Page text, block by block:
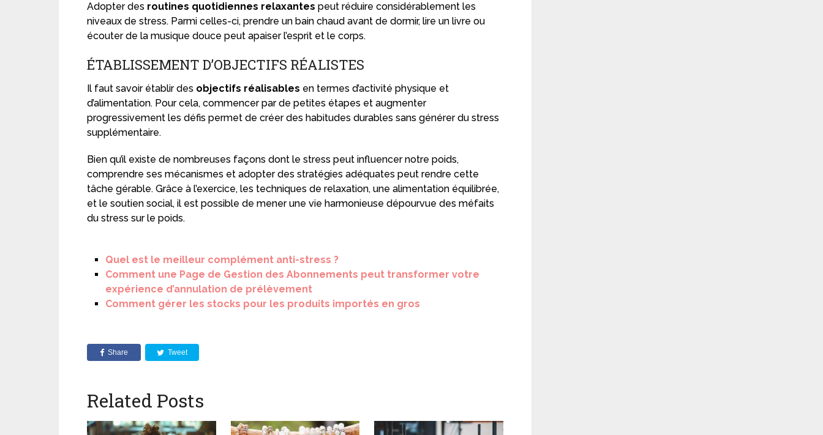
Adopter des routines quotidiennes relaxantes peut réduire considérablement les
niveaux de stress. Parmi celles-ci, prendre un bain chaud avant de dormir, lire un livre ou
écouter de la musique douce peut apaiser l’esprit et le corps.
ÉTABLISSEMENT D’OBJECTIFS RÉALISTES
Il faut savoir établir des objectifs réalisables en termes d’activité physique et
d’alimentation. Pour cela, commencer par de petites étapes et augmenter
progressivement les défis permet de créer des habitudes durables sans générer du stress
supplémentaire.
Bien qu’il existe de nombreuses façons dont le stress peut influencer notre poids,
comprendre ses mécanismes et adopter des stratégies adéquates peut rendre cette
tâche gérable. Grâce à l’exercice, les techniques de relaxation, une alimentation équilibrée,
et le soutien social, il est possible de mener une vie harmonieuse dépourvue des méfaits
du stress sur le poids.
Quel est le meilleur complément anti-stress ?
Comment une Page de Gestion des Abonnements peut transformer votre
expérience d’annulation de prélèvement
Comment gérer les stocks pour les produits importés en gros
Share Tweet
Related Posts